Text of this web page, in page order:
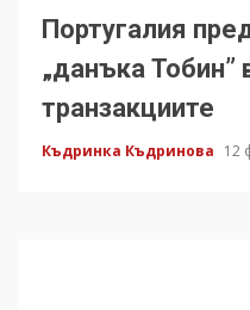
Португалия
„данъка Тобин”
транзакциите
Къдринка Къдринова 12